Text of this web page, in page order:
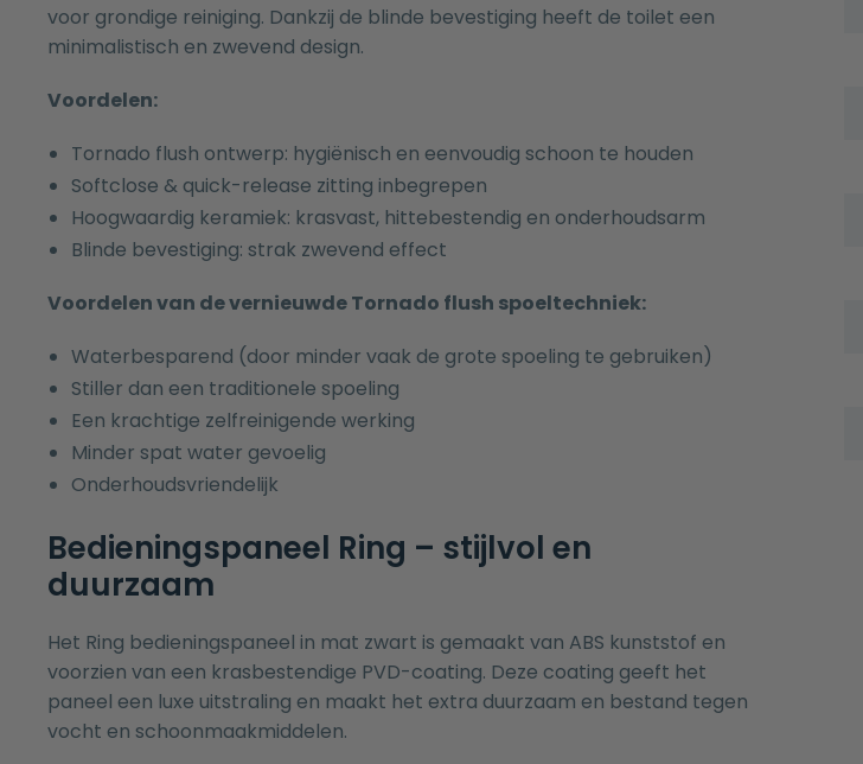
voor grondige reiniging. Dankzij de blinde bevestiging heeft de toilet een
minimalistisch en zwevend design.
Voordelen:
Tornado flush ontwerp: hygiënisch en eenvoudig schoon te houden
Softclose & quick-release zitting inbegrepen
Hoogwaardig keramiek: krasvast, hittebestendig en onderhoudsarm
Blinde bevestiging: strak zwevend effect
Voordelen van de vernieuwdeTornado flush spoeltechniek:
Waterbesparend (door minder vaak de grote spoeling te gebruiken)
Stiller dan een traditionele spoeling
Een krachtige zelfreinigende werking
Minder spat water gevoelig
Onderhoudsvriendelijk
Bedieningspaneel Ring – stijlvol en
duurzaam
Het Ring bedieningspaneel in mat zwart is gemaakt van ABS kunststof en
voorzien van een krasbestendige PVD-coating. Deze coating geeft het
paneel een luxe uitstraling en maakt het extra duurzaam en bestand tegen
vocht en schoonmaakmiddelen.